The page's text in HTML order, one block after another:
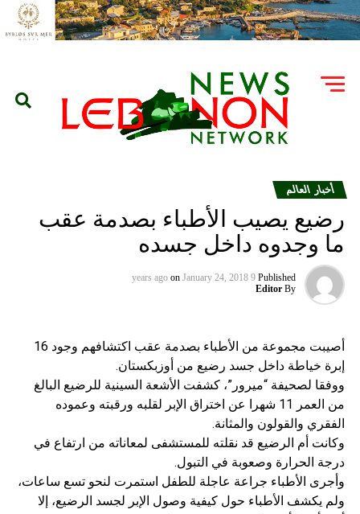
أخبار العالم
رضيع يصيب الأطباء بصدمة عقب
ما وجدوه داخل جسده
Published
9 years ago
on January 24, 2018
By
Editor
أصيبت مجموعة من الأطباء بصدمة عقب اكتشافهم وجود 16
إبرة خياطة داخل جسد رضيع من أوزبكستان.
ووفقا لصحيفة “ميرور”، كشفت الأشعة السينية للرضيع البالغ
من العمر 11 شهرا عن اختراق الإبر لقلبه ورقبته وعموده
الفقري والقولون والمثانة.
وكانت أم الرضيع قد نقلته للمستشفى لمعاناته من ارتفاع في
درجة الحرارة وصعوبة في التبول.
وأجرى الأطباء جراعة عاجلة للطفل استمرت لنحو تسع ساعات،
ولم يكشف الأطباء حول كيفية وصول الإبر لجسد الرضيع، إلا